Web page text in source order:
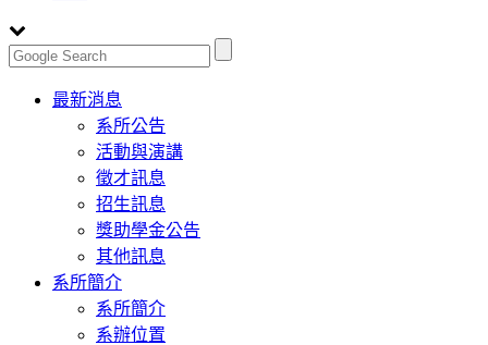
Toggle
navigation
最新消息
系所公告
活動與演講
徵才訊息
招生訊息
獎助學金公告
其他訊息
系所簡介
系所簡介
系辦位置